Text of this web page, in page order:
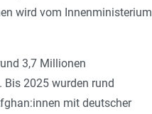
wird vom Innenministerium
3,7 Millionen
2025 wurden rund
mit deutscher